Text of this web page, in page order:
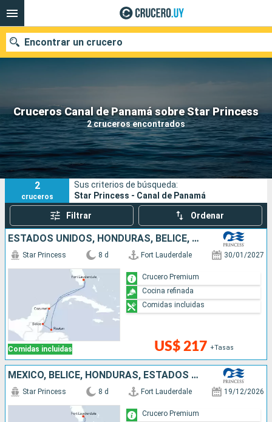
Cruceros Canal de Panamá sobre Star Princess
2 cruceros encontrados
Encontrar un crucero
Nuestros destinos
Fecha de salida
Puertos Compañías
Buscar
2
cruceros
Sus criterios de búsqueda:
Star Princess - Canal de Panamá
Filtrar Ordenar
ESTADOS UNIDOS, HONDURAS, BELICE, MÉXICO
Comidas incluidas
Star Princess 8 d Fort Lauderdale 30/01/2027
US$ 217 +Tasas
Crucero Premium
Cocina refinada
Comidas incluidas
MÉXICO, BELICE, HONDURAS, ESTADOS UNIDOS
Star Princess 8 d Fort Lauderdale 19/12/2026
Crucero Premium